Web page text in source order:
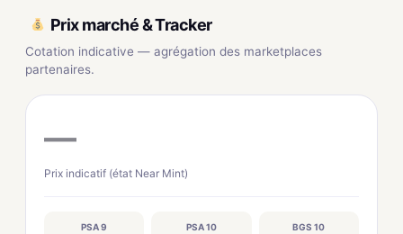
Prix marché & Tracker
Cotation indicative — agrégation des marketplaces
partenaires.
—
Prix indicatif (état Near Mint)
PSA 9 PSA 10 BGS 10